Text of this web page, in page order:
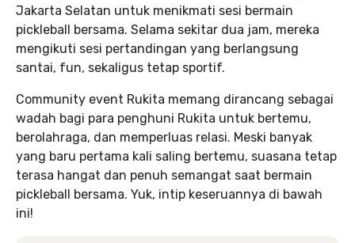
Jakarta Selatan untuk menikmati sesi bermain
pickleball bersama. Selama sekitar dua jam, mereka
mengikuti sesi pertandingan yang berlangsung
santai, fun, sekaligus tetap sportif.
Community event Rukita memang dirancang sebagai
wadah bagi para penghuni Rukita untuk bertemu,
berolahraga, dan memperluas relasi. Meski banyak
yang baru pertama kali saling bertemu, suasana tetap
terasa hangat dan penuh semangat saat bermain
pickleball bersama. Yuk, intip keseruannya di bawah
ini!